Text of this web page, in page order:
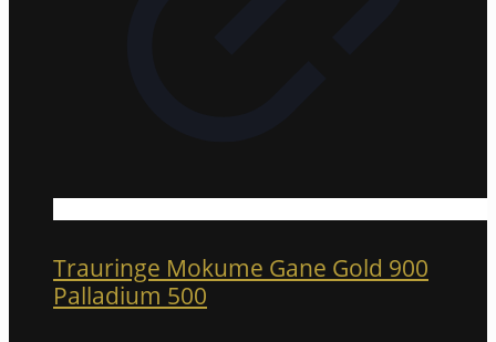
Trauringe Mokume Gane Gold 900
Palladium 500